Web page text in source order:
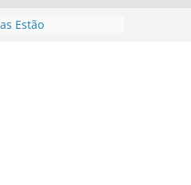
Estão
em Porto
de transfer,
de alto padrão
bolsas –
para o segundo